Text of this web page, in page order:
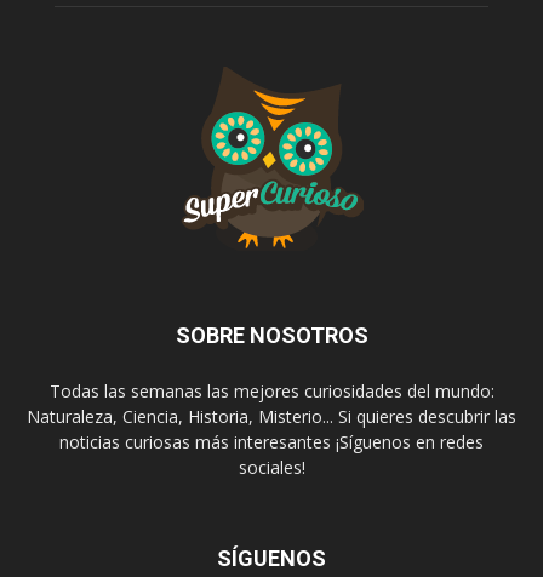
SOBRE NOSOTROS
Todas las semanas las mejores curiosidades del mundo:
Naturaleza, Ciencia, Historia, Misterio... Si quieres descubrir las
noticias curiosas más interesantes ¡Síguenos en redes
sociales!
SÍGUENOS